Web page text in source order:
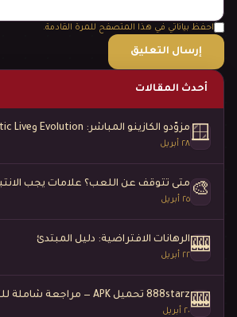
احفظ بياناتي في هذا المتصفح للمرة القادمة.
أحدث المقالات
🪟 مزوّدو الكازينو المباشر: Evolution وPragmatic Live
٢٨ أبريل
🎨 متى تتوقف عن اللعب؟ علامات يجب
٢٥ أبريل
🎰الرهانات الافتراضية: دليل المبتدئ
٢٢ أبريل
🎰888starz تحميل APK — مراجعة شاملة للتطبيق 2026
٢٠ أبريل